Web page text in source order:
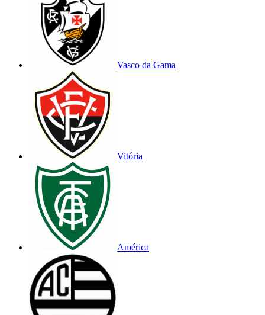
Vasco da Gama
Vitória
América